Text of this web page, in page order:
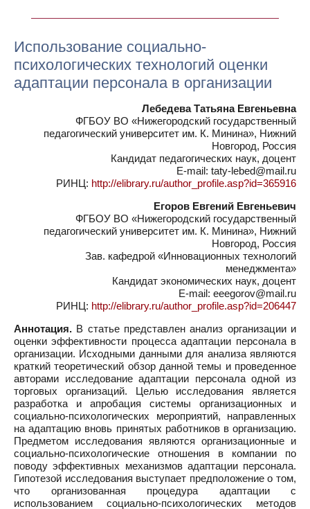
Использование социально-
психологических технологий оценки
адаптации персонала в организации
Лебедева Татьяна Евгеньевна
ФГБОУ ВО «Нижегородский государственный
педагогический университет им. К. Минина», Нижний
Новгород, Россия
Кандидат педагогических наук, доцент
E-mail: taty-lebed@mail.ru
РИНЦ: http://elibrary.ru/author_profile.asp?id=365916
Егоров Евгений Евгеньевич
ФГБОУ ВО «Нижегородский государственный
педагогический университет им. К. Минина», Нижний
Новгород, Россия
Зав. кафедрой «Инновационных технологий
менеджмента»
Кандидат экономических наук, доцент
E-mail: eeegorov@mail.ru
РИНЦ: http://elibrary.ru/author_profile.asp?id=206447
Аннотация. В статье представлен анализ организации и
оценки эффективности процесса адаптации персонала в
организации. Исходными данными для анализа являются
краткий теоретический обзор данной темы и проведенное
авторами исследование адаптации персонала одной из
торговых организаций. Целью исследования является
разработка и апробация системы организационных и
социально-психологических мероприятий, направленных
на адаптацию вновь принятых работников в организацию.
Предметом исследования являются организационные и
социально-психологические отношения в компании по
поводу эффективных механизмов адаптации персонала.
Гипотезой исследования выступает предположение о том,
что организованная процедура адаптации с
использованием социально-психологических методов